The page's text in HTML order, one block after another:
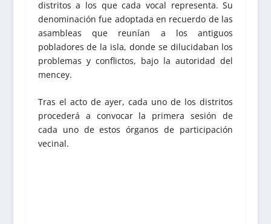
distritos a los que cada vocal representa. Su
denominación fue adoptada en recuerdo de las
asambleas que reunían a los antiguos
pobladores de la isla, donde se dilucidaban los
problemas y conflictos, bajo la autoridad del
mencey.
Tras el acto de ayer, cada uno de los distritos
procederá a convocar la primera sesión de
cada uno de estos órganos de participación
vecinal.